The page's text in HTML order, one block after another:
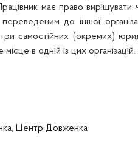
має право
до іншої
самостійних (окремих)
в одній із цих організацій.
Центр Довженка